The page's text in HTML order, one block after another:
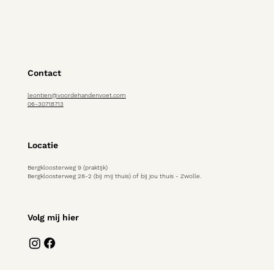
Contact
leontien@voordehandenvoet.com
06-30718713
Locatie
Bergkloosterweg 9 (praktijk)
Bergkloosterweg 28-2 (bij mij thuis) of bij jou thuis - Zwolle.
Volg mij hier